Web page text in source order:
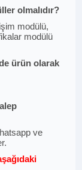
olmalıdır?
modülü,
modülü
ürün olarak
ve